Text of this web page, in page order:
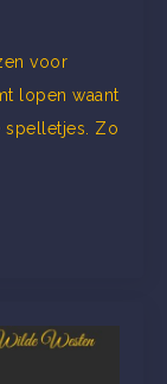
voor
lopen waant
spelletjes. Zo